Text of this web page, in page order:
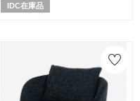
IDC在庫品